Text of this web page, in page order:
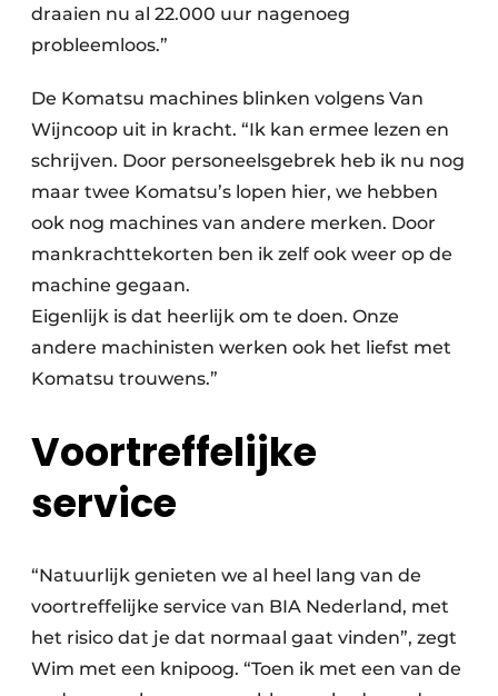
draaien nu al 22.000 uur nagenoeg
probleemloos.”
De Komatsu machines blinken volgens Van
Wijncoop uit in kracht. “Ik kan ermee lezen en
schrijven. Door personeelsgebrek heb ik nu nog
maar twee Komatsu’s lopen hier, we hebben
ook nog machines van andere merken. Door
mankrachttekorten ben ik zelf ook weer op de
machine gegaan.
Eigenlijk is dat heerlijk om te doen. Onze
andere machinisten werken ook het liefst met
Komatsu trouwens.”
Voortreffelijke
service
“Natuurlijk genieten we al heel lang van de
voortreffelijke service van BIA Nederland, met
het risico dat je dat normaal gaat vinden”, zegt
Wim met een knipoog. “Toen ik met een van de